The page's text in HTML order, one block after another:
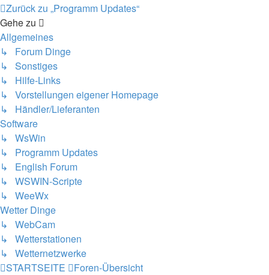
Zurück zu „Programm Updates“
Gehe zu
Allgemeines
↳ Forum Dinge
↳ Sonstiges
↳ Hilfe-Links
↳ Vorstellungen eigener Homepage
↳ Händler/Lieferanten
Software
↳ WsWin
↳ Programm Updates
↳ English Forum
↳ WSWIN-Scripte
↳ WeeWx
Wetter Dinge
↳ WebCam
↳ Wetterstationen
↳ Wetternetzwerke
STARTSEITE
Foren-Übersicht